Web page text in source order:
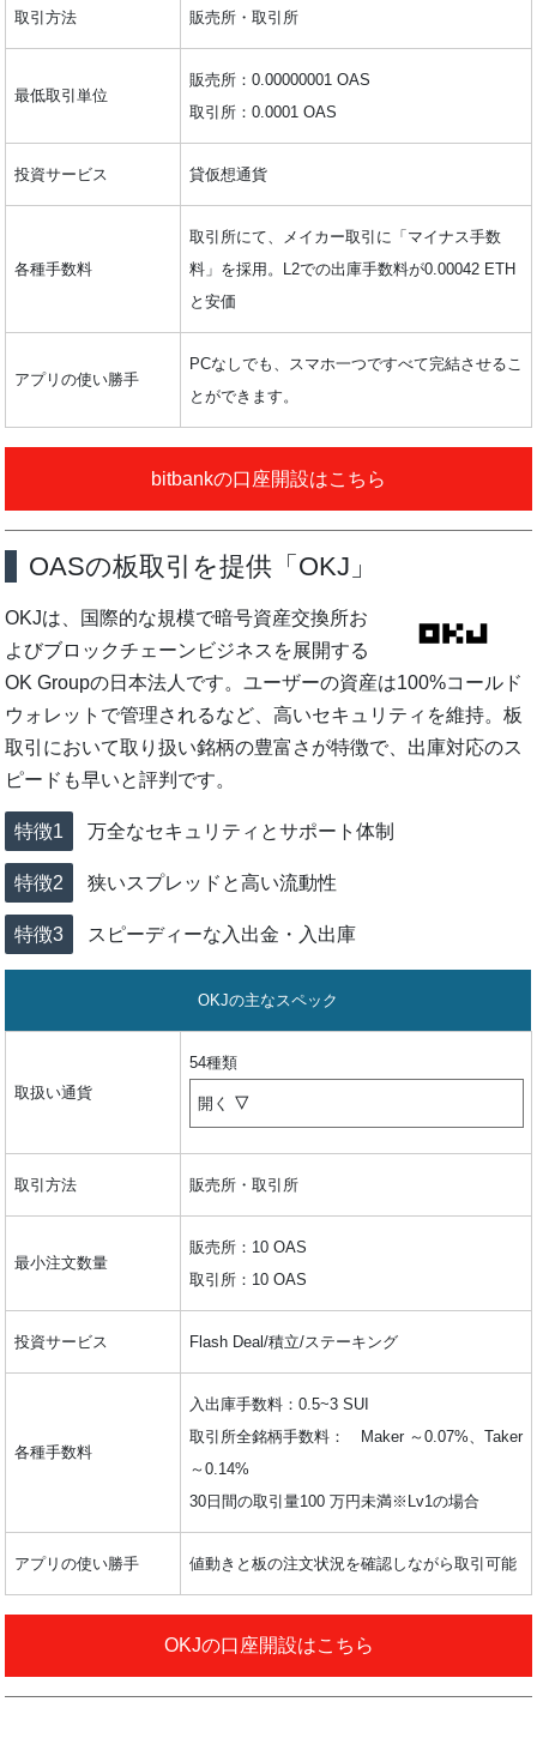
取引方法 販売所・取引所
最低取引単位
販売所：0.00000001 OAS
取引所：0.0001 OAS
投資サービス 貸仮想通貨
各種手数料
取引所にて、メイカー取引に「マイナス手数
料」を採用。L2での出庫手数料が0.00042 ETH
と安価
アプリの使い勝手
PCなしでも、スマホ一つですべて完結させるこ
とができます。
bitbankの口座開設はこちら
OASの板取引を提供「OKJ」
OKJは、国際的な規模で暗号資産交換所お
よびブロックチェーンビジネスを展開する
OK Groupの日本法人です。ユーザーの資産は100%コールド
ウォレットで管理されるなど、高いセキュリティを維持。板
取引において取り扱い銘柄の豊富さが特徴で、出庫対応のス
ピードも早いと評判です。
万全なセキュリティとサポート体制
狭いスプレッドと高い流動性
スピーディーな入出金・入出庫
OKJの主なスペック
取扱い通貨
54種類
開く
取引方法 販売所・取引所
最小注文数量
販売所：10 OAS
取引所：10 OAS
投資サービス Flash Deal/積立/ステーキング
各種手数料
入出庫手数料：0.5~3 SUI
取引所全銘柄手数料： Maker ～0.07%、Taker
～0.14%
30日間の取引量100 万円未満※Lv1の場合
アプリの使い勝手 値動きと板の注文状況を確認しながら取引可能
OKJの口座開設はこちら